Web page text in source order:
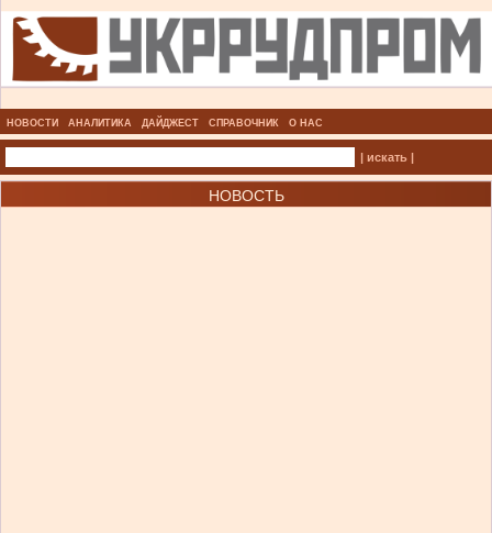
НОВОСТИ АНАЛИТИКА ДАЙДЖЕСТ СПРАВОЧНИК О НАС
| искать |
НОВОСТЬ